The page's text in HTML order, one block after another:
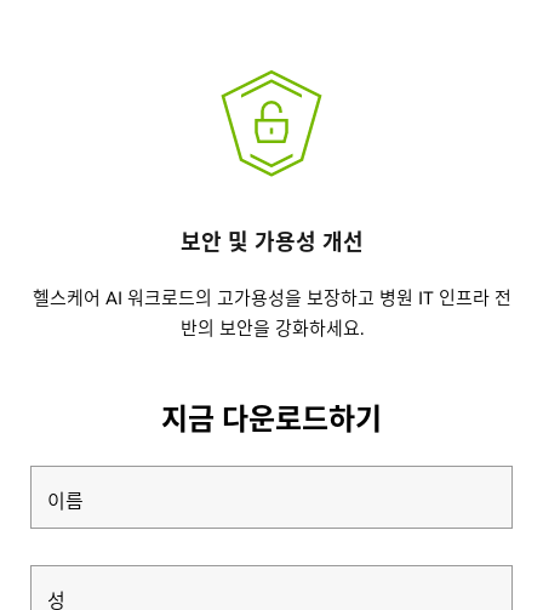
보안 및 가용성 개선
헬스케어 AI 워크로드의 고가용성을 보장하고 병원 IT 인프라 전
반의 보안을 강화하세요.
지금 다운로드하기
이름
성